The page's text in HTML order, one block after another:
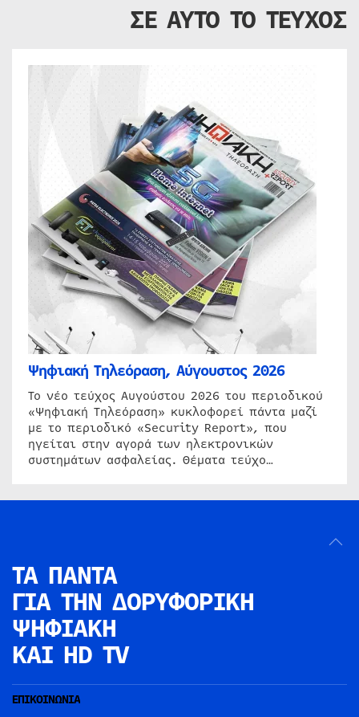
ΣΕ ΑΥΤΟ ΤΟ ΤΕΥΧΟΣ
Ψηφιακή Τηλεόραση, Αύγουστος 2026
Το νέο τεύχος Αυγούστου 2026 του περιοδικού
«Ψηφιακή Τηλεόραση» κυκλοφορεί πάντα μαζί
με το περιοδικό «Security Report», που
ηγείται στην αγορά των ηλεκτρονικών
συστημάτων ασφαλείας. Θέματα τεύχο…
ΤΑ ΠΑΝΤΑ
ΓΙΑ ΤΗΝ ΔΟΡΥΦΟΡΙΚΗ
ΨΗΦΙΑΚΗ
ΚΑΙ HD TV
ΕΠΙΚΟΙΝΩΝΙΑ